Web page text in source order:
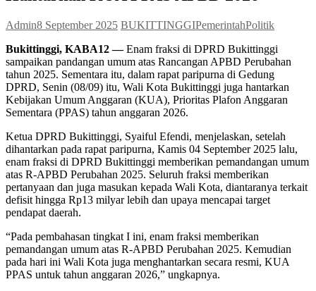
Admin8 September 2025 BUKITTINGGIPemerintahPolitik
Bukittinggi, KABA12 —Enam fraksi di DPRD Bukittinggi
sampaikan pandangan umum atas Rancangan APBD Perubahan
tahun 2025. Sementara itu, dalam rapat paripurna di Gedung
DPRD, Senin (08/09) itu, Wali Kota Bukittinggi juga hantarkan
Kebijakan Umum Anggaran (KUA), Prioritas Plafon Anggaran
Sementara (PPAS) tahun anggaran 2026.
Ketua DPRD Bukittinggi, Syaiful Efendi, menjelaskan, setelah
dihantarkan pada rapat paripurna, Kamis 04 September 2025 lalu,
enam fraksi di DPRD Bukittinggi memberikan pemandangan umum
atas R-APBD Perubahan 2025. Seluruh fraksi memberikan
pertanyaan dan juga masukan kepada Wali Kota, diantaranya terkait
defisit hingga Rp13 milyar lebih dan upaya mencapai target
pendapat daerah.
“Pada pembahasan tingkat I ini, enam fraksi memberikan
pemandangan umum atas R-APBD Perubahan 2025. Kemudian
pada hari ini Wali Kota juga menghantarkan secara resmi, KUA
PPAS untuk tahun anggaran 2026,” ungkapnya.